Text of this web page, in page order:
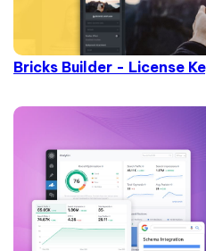
Bricks Builder - License